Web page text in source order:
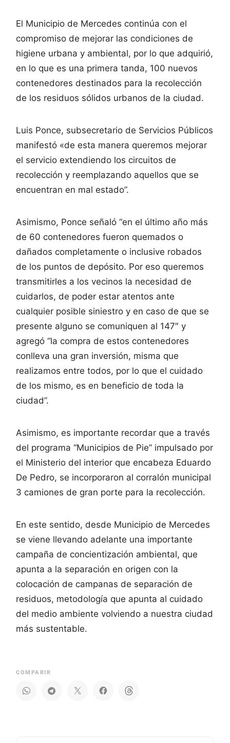
El Municipio de Mercedes continúa con el
compromiso de mejorar las condiciones de
higiene urbana y ambiental, por lo que adquirió,
en lo que es una primera tanda, 100 nuevos
contenedores destinados para la recolección
de los residuos sólidos urbanos de la ciudad.
Luis Ponce, subsecretario de Servicios Públicos
manifestó «de esta manera queremos mejorar
el servicio extendiendo los circuitos de
recolección y reemplazando aquellos que se
encuentran en mal estado”.
Asimismo, Ponce señaló “en el último año más
de 60 contenedores fueron quemados o
dañados completamente o inclusive robados
de los puntos de depósito. Por eso queremos
transmitirles a los vecinos la necesidad de
cuidarlos, de poder estar atentos ante
cualquier posible siniestro y en caso de que se
presente alguno se comuniquen al 147″ y
agregó “la compra de estos contenedores
conlleva una gran inversión, misma que
realizamos entre todos, por lo que el cuidado
de los mismo, es en beneficio de toda la
ciudad”.
Asimismo, es importante recordar que a través
del programa “Municipios de Pie” impulsado por
el Ministerio del interior que encabeza Eduardo
De Pedro, se incorporaron al corralón municipal
3 camiones de gran porte para la recolección.
En este sentido, desde Municipio de Mercedes
se viene llevando adelante una importante
campaña de concientización ambiental, que
apunta a la separación en origen con la
colocación de campanas de separación de
residuos, metodología que apunta al cuidado
del medio ambiente volviendo a nuestra ciudad
más sustentable.
COMPARIR